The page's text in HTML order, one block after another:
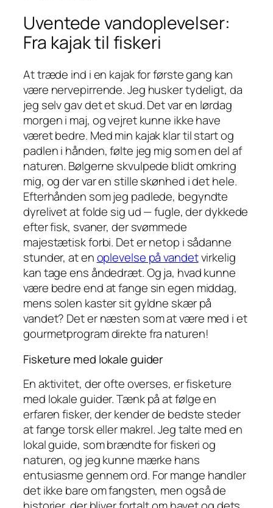
Uventede vandoplevelser:
Fra kajak til fiskeri
At træde ind i en kajak for første gang kan
være nervepirrende. Jeg husker tydeligt, da
jeg selv gav det et skud. Det var en lørdag
morgen i maj, og vejret kunne ikke have
været bedre. Med min kajak klar til start og
padlen i hånden, følte jeg mig som en del af
naturen. Bølgerne skvulpede blidt omkring
mig, og der var en stille skønhed i det hele.
Efterhånden som jeg padlede, begyndte
dyrelivet at folde sig ud — fugle, der dykkede
efter fisk, svaner, der svømmede
majestætisk forbi. Det er netop i sådanne
stunder, at enoplevelse på vandetvirkelig
kan tage ens åndedræt. Og ja, hvad kunne
være bedre end at fange sin egen middag,
mens solen kaster sit gyldne skær på
vandet? Det er næsten som at være med i et
gourmetprogram direkte fra naturen!
Fisketure med lokale guider
En aktivitet, der ofte overses, er fisketure
med lokale guider. Tænk på at følge en
erfaren fisker, der kender de bedste steder
at fange torsk eller makrel. Jeg talte med en
lokal guide, som brændte for fiskeri og
naturen, og jeg kunne mærke hans
entusiasme gennem ord. For mange handler
det ikke bare om fangsten, men også de